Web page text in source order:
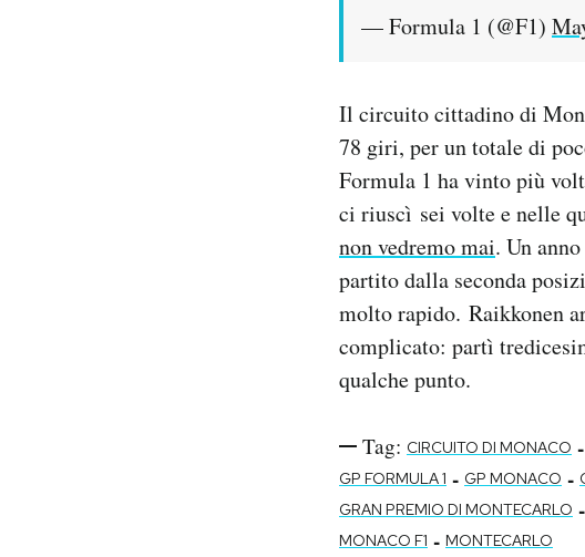
— Formula 1 (@F1)
Il circuito cittadino di
78 giri, per un totale di
Formula 1 ha vinto più
ci riuscì sei volte e nelle
non vedremo mai. Un
partito dalla seconda
molto rapido. Raikkonen
complicato: partì
qualche punto.
Tag: CIRCUITO DI MONACO -
GP FORMULA 1 - GP MONACO -
GRAN PREMIO DI MONTECARLO -
MONACO F1 - MONTECARLO